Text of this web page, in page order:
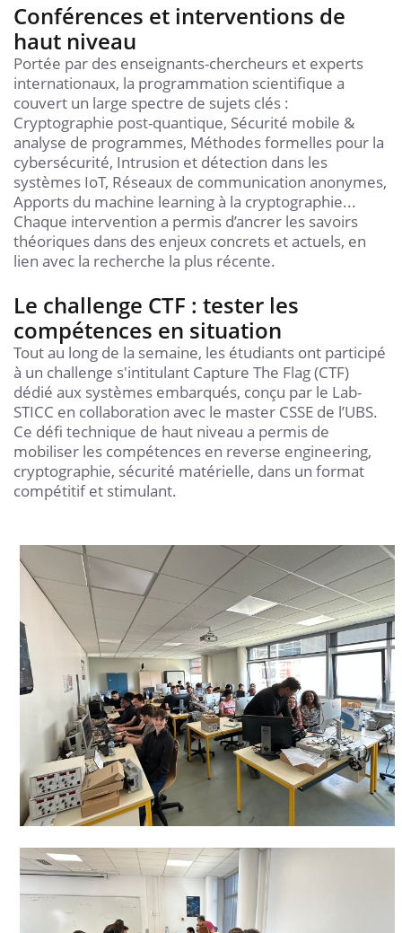
Conférences et interventions de
haut niveau
Portée par des enseignants-chercheurs et experts
internationaux, la programmation scientifique a
couvert un large spectre de sujets clés :
Cryptographie post-quantique, Sécurité mobile &
analyse de programmes, Méthodes formelles pour la
cybersécurité, Intrusion et détection dans les
systèmes IoT, Réseaux de communication anonymes,
Apports du machine learning à la cryptographie...
Chaque intervention a permis d’ancrer les savoirs
théoriques dans des enjeux concrets et actuels, en
lien avec la recherche la plus récente.
Le challenge CTF : tester les
compétences en situation
Tout au long de la semaine, les étudiants ont participé
à un challenge s'intitulant Capture The Flag (CTF)
dédié aux systèmes embarqués, conçu par le Lab-
STICC en collaboration avec le master CSSE de l’UBS.
Ce défi technique de haut niveau a permis de
mobiliser les compétences en reverse engineering,
cryptographie, sécurité matérielle, dans un format
compétitif et stimulant.